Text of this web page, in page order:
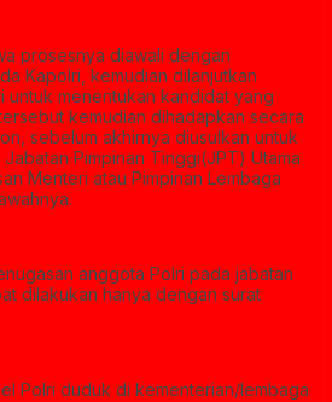
prosesnya diawali dengan
Kapolri, kemudian dilanjutkan
untuk menentukan kandidat yang
kemudian dihadapkan secara
sebelum akhirnya diusulkan untuk
Pimpinan Tinggi(JPT) Utama
Menteri atau Pimpinan Lembaga
anggota Polri pada jabatan
dilakukan hanya dengan surat
Polri duduk di kementerian/lembaga